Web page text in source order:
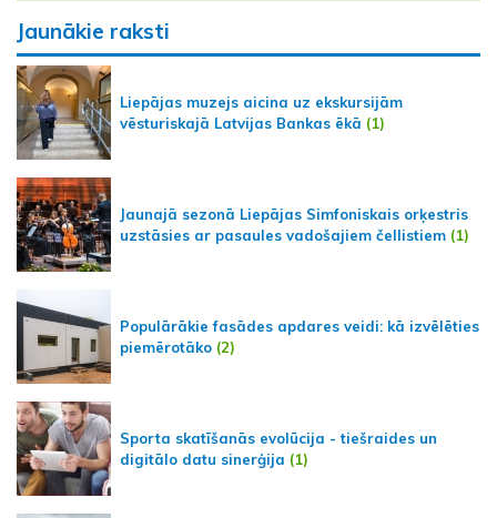
Jaunākie raksti
Liepājas muzejs aicina uz ekskursijām
vēsturiskajā Latvijas Bankas ēkā (1)
Jaunajā sezonā Liepājas Simfoniskais orķestris
uzstāsies ar pasaules vadošajiem čellistiem (1)
Populārākie fasādes apdares veidi: kā izvēlēties
piemērotāko (2)
Sporta skatīšanās evolūcija - tiešraides un
digitālo datu sinerģija (1)